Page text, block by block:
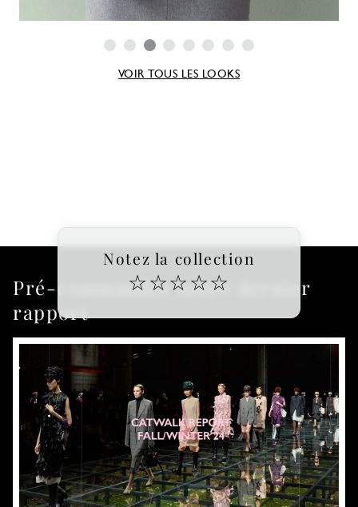
VOIR TOUS LES LOOKS
Notez la collection
☆ ☆☆ ☆☆
Pré-commander notre dernier
rapport